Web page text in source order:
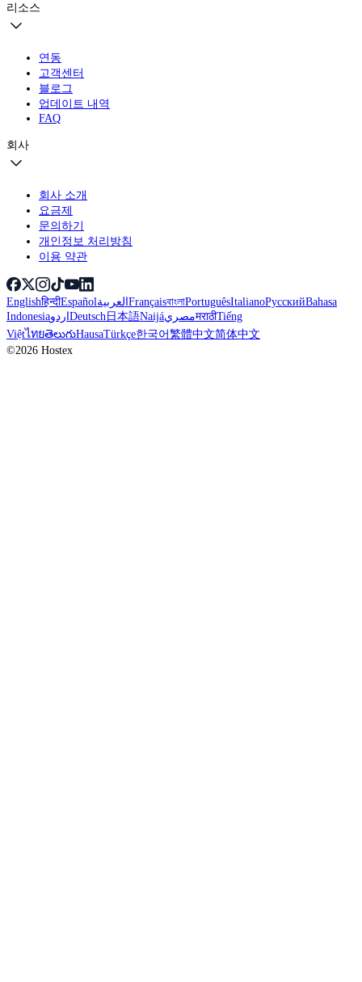
리소스
연동
고객센터
블로그
업데이트 내역
FAQ
회사
회사 소개
요금제
문의하기
개인정보 처리방침
이용 약관
Englishहिन्दीEspañolالعربيةFrançaisবাংলাPortuguêsItalianoРусскийBahasa
IndonesiaاردوDeutsch日本語NaijáمصريमराठीTiếng
ViệtไทยతెలుగుHausaTürkçe한국어繁體中文简体中文
©2026 Hostex